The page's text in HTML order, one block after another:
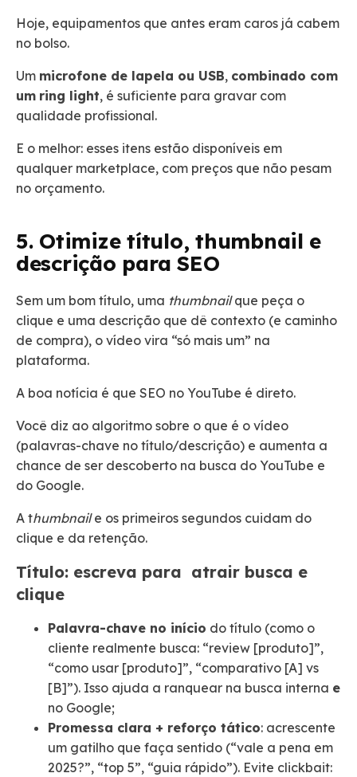
Hoje, equipamentos que antes eram caros já cabem
no bolso.
Um microfone de lapela ou USB, combinado com
um ring light, é suficiente para gravar com
qualidade profissional.
E o melhor: esses itens estão disponíveis em
qualquer marketplace, com preços que não pesam
no orçamento.
5. Otimize título, thumbnail e
descrição para SEO
Sem um bom título, uma thumbnailque peça o
clique e uma descrição que dê contexto (e caminho
de compra), o vídeo vira “só mais um” na
plataforma.
A boa notícia é que SEO no YouTube é direto.
Você diz ao algoritmo sobre o que é o vídeo
(palavras-chave no título/descrição) e aumenta a
chance de ser descoberto na busca do YouTube e
do Google.
A thumbnaile os primeiros segundos cuidam do
clique e da retenção.
Título: escreva para atrair busca e
clique
Palavra-chave no início do título (como o
cliente realmente busca: “review [produto]”,
“como usar [produto]”, “comparativo [A] vs
[B]”). Isso ajuda a ranquear na busca interna e
no Google;
Promessa clara + reforço tático: acrescente
um gatilho que faça sentido (“vale a pena em
2025?”, “top 5”, “guia rápido”). Evite clickbait: